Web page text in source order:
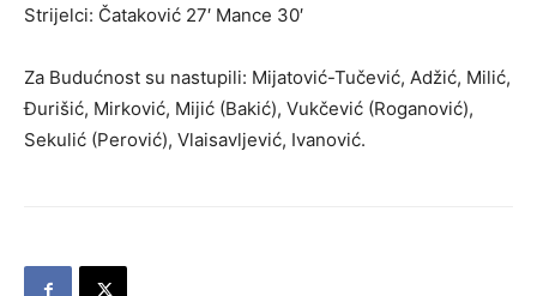
Strijelci: Čataković 27′ Mance 30′
Za Budućnost su nastupili: Mijatović-Tučević, Adžić, Milić,
Đurišić, Mirković, Mijić (Bakić), Vukčević (Roganović),
Sekulić (Perović), Vlaisavljević, Ivanović.